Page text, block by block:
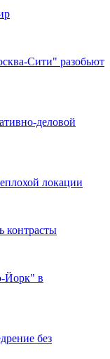
Сити" разобьют
деловой
локации
контрасты
Йорк" в
без